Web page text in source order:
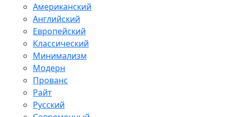
Американский
Английский
Европейский
Классический
Минимализм
Модерн
Прованс
Райт
Русский